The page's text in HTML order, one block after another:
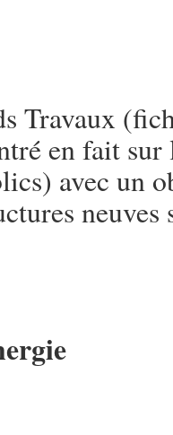
Travaux
en fait
avec un
neuves